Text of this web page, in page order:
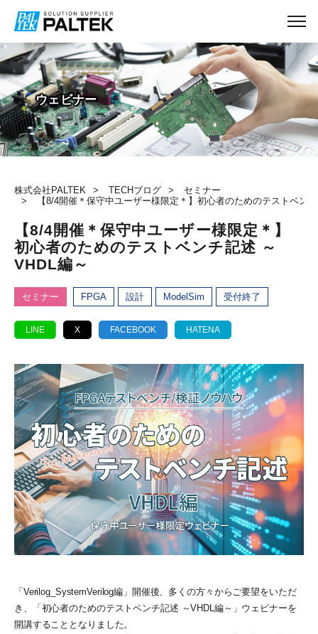
株式会社PALTEK TECHブログ
セミナー
【8/4開催＊保守中ユーザー様限定＊】初心者のためのテストベン
TECHブログ
【8/4開催＊保守中ユーザー様限定＊】
初心者のためのテストベンチ記述 ～
VHDL編～
セミナー FPGA 設計 ModelSim 受付終了
LINE X FACEBOOK HATENA
ウェビナー
「Verilog_SystemVerilog編」開催後、多くの方々からご要望をいただ
き、「初心者のためのテストベンチ記述 ～VHDL編～」ウェビナーを
開講することとなりました。